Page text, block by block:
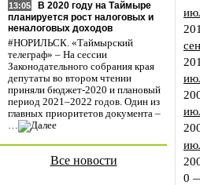
13:05
В 2020 году на Таймыре
планируется рост налоговых и
неналоговых доходов
#НОРИЛЬСК. «Таймырский
телеграф» – На сессии
Законодательного собрания края
депутаты во втором чтении
приняли бюджет-2020 и плановый
период 2021–2022 годов. Один из
главных приоритетов документа –
…
Все новости
0